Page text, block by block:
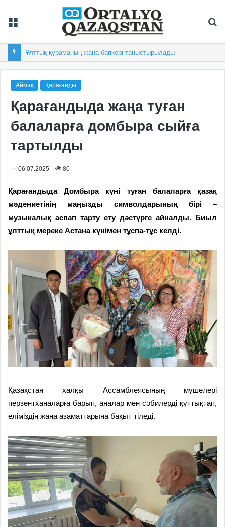
Ұлттық құраманың жаңа бапкері таныстырылады
Аймақ Қарағанды
Қарағандыда жаңа туған
балаларға домбыра сыйға
тартылды
06.07.2025 80
Қарағандыда Домбыра күні туған балаларға қазақ
мәдениетінің маңызды символдарының бірі –
музыкалық аспап тарту ету дәстүрге айналды. Биыл
ұлттық мереке Астана күнімен тұспа-тұс келді.
Қазақстан халқы Ассамблеясының мүшелері
перзентханаларға барып, аналар мен сәбилерді құттықтап,
еліміздің жаңа азаматтарына бақыт тіледі.